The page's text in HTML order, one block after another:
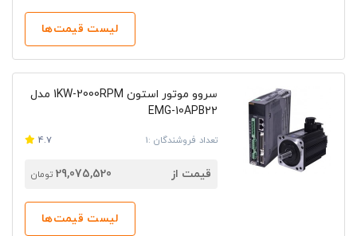
لیست قیمت‌ها
سروو موتور استون 1KW-2000RPM مدل
EMG-10APB22
تعداد فروشندگان :1 4.7
قیمت از 29,075,520 تومان
لیست قیمت‌ها